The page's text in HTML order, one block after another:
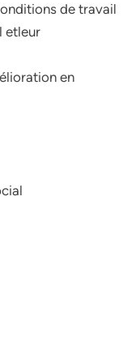
de travail
etleur
en